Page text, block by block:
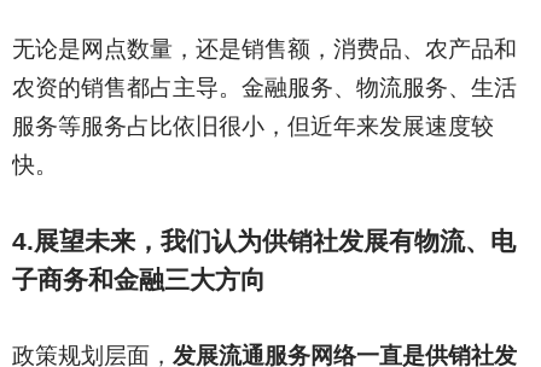
无论是网点数量，还是销售额，消费品、农产品和
农资的销售都占主导。金融服务、物流服务、生活
服务等服务占比依旧很小，但近年来发展速度较
快。
4.展望未来，我们认为供销社发展有物流、电
子商务和金融三大方向
政策规划层面， 发展流通服务网络一直是供销社发